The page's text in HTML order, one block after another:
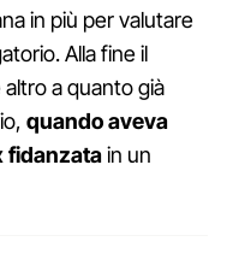
in più per valutare
Alla fine il
a quanto già
quando aveva
fidanzatain un